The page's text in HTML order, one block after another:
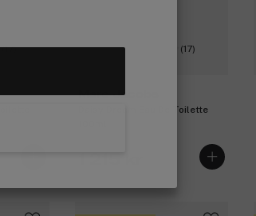
(17) (17)
Marc Jacobs
Daisy Dream Eau De Toilette